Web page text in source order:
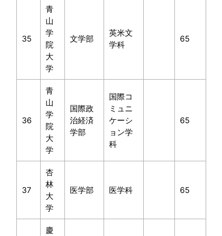
35
青
山
学
院
大
学
文学部
英米文
学科
65
36
青
山
学
院
大
学
国際政
治経済
学部
国際コ
ミュニ
ケーシ
ョン学
科
65
37
杏
林
大
学
医学部 医学科 65
慶